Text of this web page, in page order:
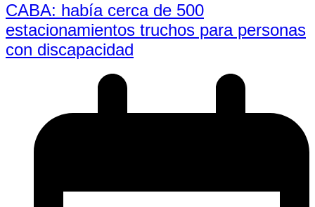
CABA: había cerca de 500
estacionamientos truchos para personas
con discapacidad